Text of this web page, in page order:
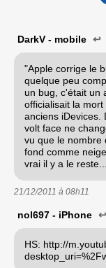
DarkV - mobile ↩
"Apple corrige le
quelque peu
un bug, c'était un
officialisait la
anciens iDevices.
volt face ne
vu que le nombre
fond comme
vrai il y a le reste...
21/12/2011 à 08h11
nol697 - iPhone ↩
HS: http://